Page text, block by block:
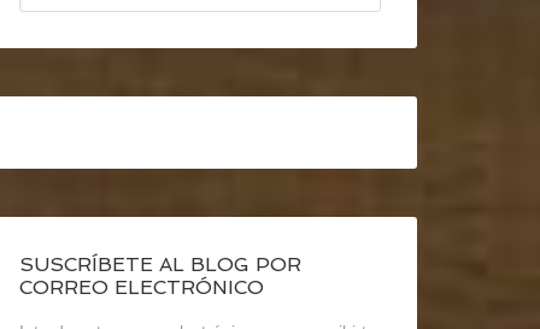
SUSCRÍBETE AL BLOG POR
CORREO ELECTRÓNICO